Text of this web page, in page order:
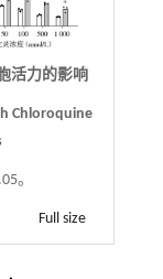
活力的影响
Chloroquine
。
Full size